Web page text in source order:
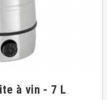
à vin - 7 L